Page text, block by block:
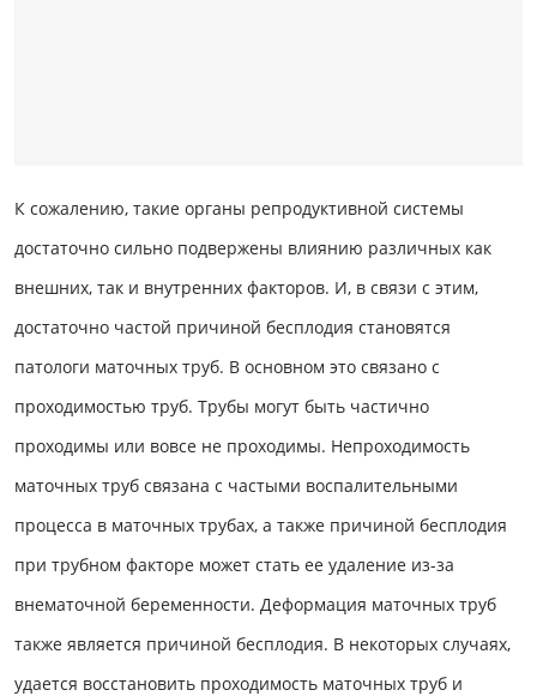
К сожалению, такие органы репродуктивной системы
достаточно сильно подвержены влиянию различных как
внешних, так и внутренних факторов. И, в связи с этим,
достаточно частой причиной бесплодия становятся
патологи маточных труб. В основном это связано с
проходимостью труб. Трубы могут быть частично
проходимы или вовсе не проходимы. Непроходимость
маточных труб связана с частыми воспалительными
процесса в маточных трубах, а также причиной бесплодия
при трубном факторе может стать ее удаление из-за
внематочной беременности. Деформация маточных труб
также является причиной бесплодия. В некоторых случаях,
удается восстановить проходимость маточных труб и